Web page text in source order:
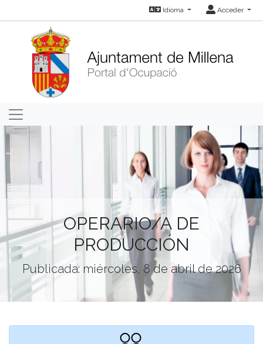
Idioma Acceder
OPERARIO/A DE
PRODUCCIÓN
Publicada: miércoles, 8 de abril de 2026